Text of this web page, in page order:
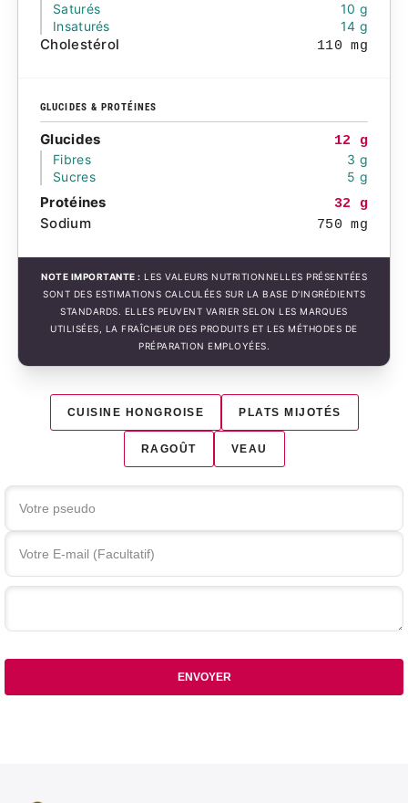
Saturés
10 g
Insaturés
14 g
Cholestérol 110 mg
GLUCIDES & PROTÉINES
Glucides
12 g
Fibres
3 g
Sucres
5 g
Protéines 32 g
Sodium 750 mg
NOTE IMPORTANTE : LES VALEURS NUTRITIONNELLES PRÉSENTÉES
SONT DES ESTIMATIONS CALCULÉES SUR LA BASE D'INGRÉDIENTS
STANDARDS. ELLES PEUVENT VARIER SELON LES MARQUES
UTILISÉES, LA FRAÎCHEUR DES PRODUITS ET LES MÉTHODES DE
PRÉPARATION EMPLOYÉES.
CUISINE HONGROISE PLATS MIJOTÉS
RAGOÛT VEAU
Votre commentaire
ENVOYER